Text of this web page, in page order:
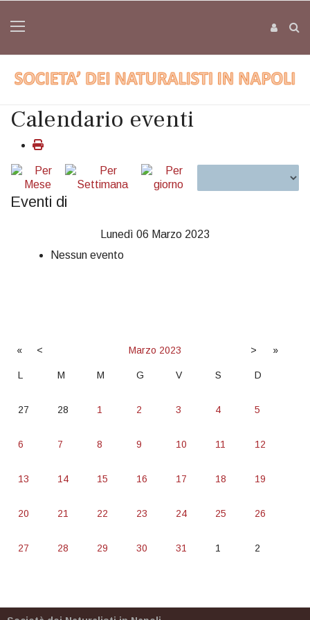
Calendario eventi
Eventi di
Lunedì 06 Marzo 2023
Nessun evento
« < Marzo 2023 > »
L M M G V S D
27 28 1 2 3 4 5
6 7 8 9 10 11 12
13 14 15 16 17 18 19
20 21 22 23 24 25 26
27 28 29 30 31 1 2